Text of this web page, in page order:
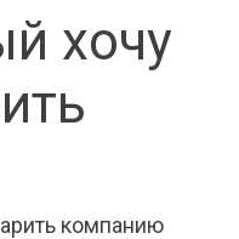
хочу
компанию